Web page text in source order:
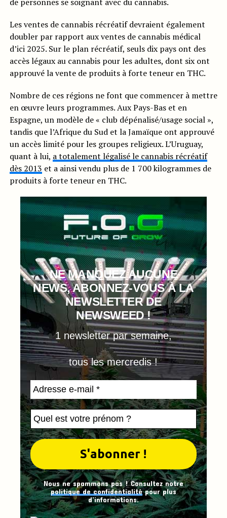
Les ventes de cannabis récréatif devraient également
doubler par rapport aux ventes de cannabis médical
d’ici 2025. Sur le plan récréatif, seuls dix pays ont des
accès légaux au cannabis pour les adultes, dont six ont
approuvé la vente de produits à forte teneur en THC.
Nombre de ces régions ne font que commencer à mettre
en œuvre leurs programmes. Aux Pays-Bas et en
Espagne, un modèle de « club dépénalisé/usage social »,
tandis que l’Afrique du Sud et la Jamaïque ont approuvé
un accès limité pour les groupes religieux. L’Uruguay,
quant à lui, a totalement légalisé le cannabis récréatif
dès 2013 et a ainsi vendu plus de 1 700 kilogrammes de
produits à forte teneur en THC.
NE MANQUEZ AUCUNE
NEWS, ABONNEZ-VOUS À LA
NEWSLETTER DE
NEWSWEED !
1 newsletter par semaine,
tous les mercredis !
Nous ne spammons pas ! Consultez notre
politique de confidentialitépour plus
d’informations.